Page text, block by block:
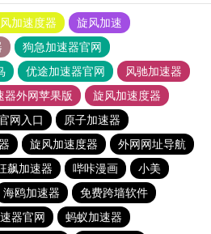
加速度器
旋风加速
狗急加速器官网
优途加速器官网
风驰加速器
器外网苹果版
旋风加速度器
网入口
原子加速器
旋风加速度器
外网网址导航
飙加速器 哔咔漫画
小美
海鸥加速器
免费跨墙软件
器官网 蚂蚁加速器